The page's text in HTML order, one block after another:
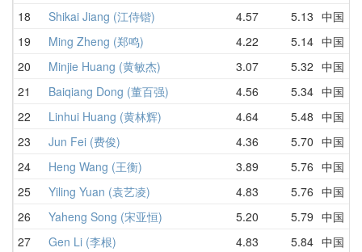
18 Shikai Jiang (江侍锴) 4.57 5.13 中国
19 Ming Zheng (郑鸣) 4.22 5.14 中国
20 Minjie Huang (黄敏杰) 3.07 5.32 中国
21 Baiqiang Dong (董百强) 4.56 5.34 中国
22 Linhui Huang (黄林辉) 4.64 5.48 中国
23 Jun Fei (费俊) 4.36 5.70 中国
24 Heng Wang (王衡) 3.89 5.76 中国
25 Yiling Yuan (袁艺凌) 4.83 5.76 中国
26 Yaheng Song (宋亚恒) 5.20 5.79 中国
27 Gen Li (李根) 4.83 5.84 中国